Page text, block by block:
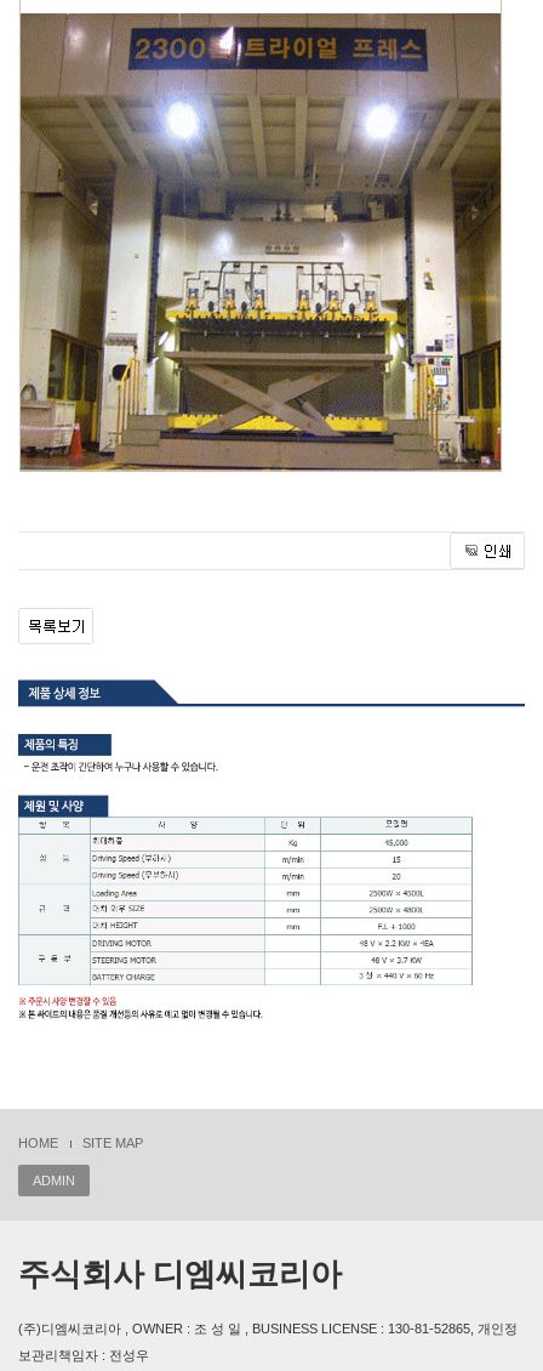
HOME SITE MAP
ADMIN
주식회사 디엠씨코리아
(주)디엠씨코리아 , OWNER : 조 성 일 , BUSINESS LICENSE : 130-81-52865, 개인정
보관리책임자 : 전성우